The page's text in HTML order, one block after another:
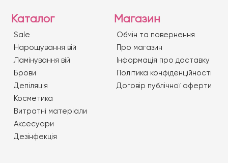
Каталог
Sale
Нарощування вій
Ламінування вій
Брови
Депіляція
Косметика
Витратні матеріали
Аксесуари
Дезінфекція
Магазин
Обмін та повернення
Про магазин
Iнформація про доставку
Політика конфіденційності
Договір публічної оферти